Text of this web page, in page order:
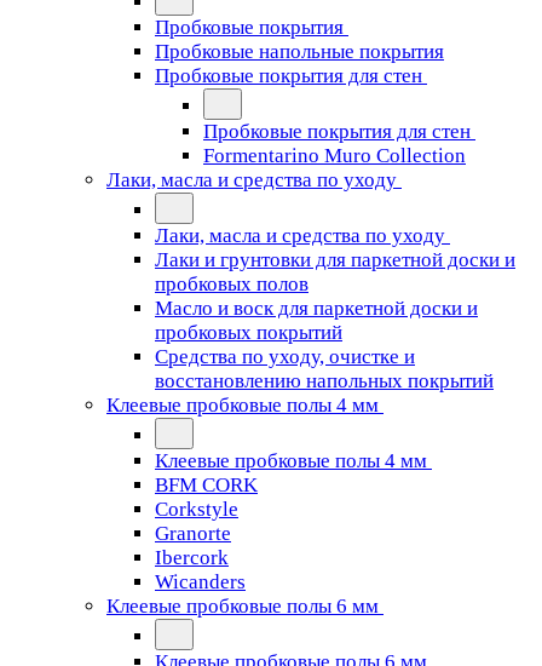
Пробковые покрытия
Пробковые напольные покрытия
Пробковые покрытия для стен
Пробковые покрытия для стен
Formentarino Muro Collection
Лаки, масла и средства по уходу
Лаки, масла и средства по уходу
Лаки и грунтовки для паркетной доски и
пробковых полов
Масло и воск для паркетной доски и
пробковых покрытий
Средства по уходу, очистке и
восстановлению напольных покрытий
Клеевые пробковые полы 4 мм
Клеевые пробковые полы 4 мм
BFM CORK
Corkstyle
Granorte
Ibercork
Wicanders
Клеевые пробковые полы 6 мм